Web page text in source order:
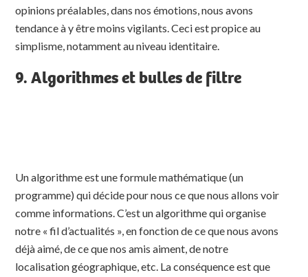
opinions préalables, dans nos émotions, nous avons
tendance à y être moins vigilants. Ceci est propice au
simplisme, notamment au niveau identitaire.
9. Algorithmes et bulles de filtre
Un algorithme est une formule mathématique (un
programme) qui décide pour nous ce que nous allons voir
comme informations. C’est un algorithme qui organise
notre « fil d’actualités », en fonction de ce que nous avons
déjà aimé, de ce que nos amis aiment, de notre
localisation géographique, etc. La conséquence est que